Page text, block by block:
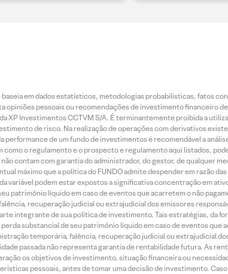
em dados estatísticos, metodologias probabilísticas, fatos
opiniões pessoais ou recomendações de investimento financeiro
XP Investimentos CCTVM S/A. É terminantemente proibida a
de risco. Na realização de operações com derivativos
de um fundo de investimentos é recomendável a
o regulamento e o prospecto e regulamento aqui listados,
contam com garantia do administrador, do gestor, de qualquer
máximo que a política do FUNDO admite despender em razão
variável podem estar expostos a significativa concentração em
patrimônio líquido em caso de eventos que acarretem o não
recuperação judicial ou extrajudicial dos emissores
integrante de sua política de investimento. Tais estratégias, da
substancial de seu patrimônio líquido em caso de eventos
temporária, falência, recuperação judicial ou extrajudicial
passada não representa garantia de rentabilidade futura. As
os objetivos de investimento, situação financeira ou
pessoais, antes de tomar uma decisão de investimento.